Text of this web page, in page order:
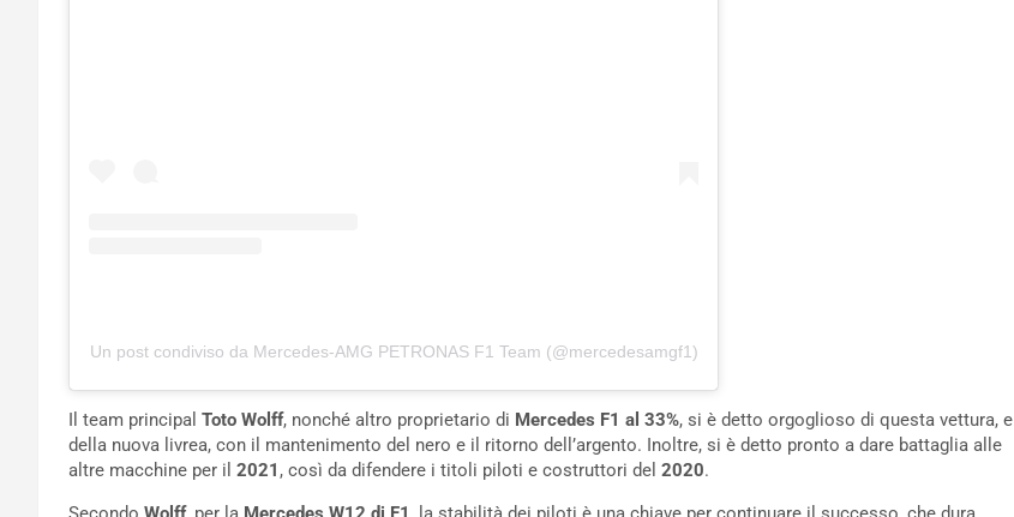
Un post condiviso da Mercedes-AMG PETRONAS F1 Team (@mercedesamgf1)
Il team principal Toto Wolff, nonché altro proprietario di Mercedes F1 al 33%, si è detto orgoglioso di questa vettura, e
della nuova livrea, con il mantenimento del nero e il ritorno dell’argento. Inoltre, si è detto pronto a dare battaglia alle
altre macchine per il 2021 , così da difendere i titoli piloti e costruttori del 2020.